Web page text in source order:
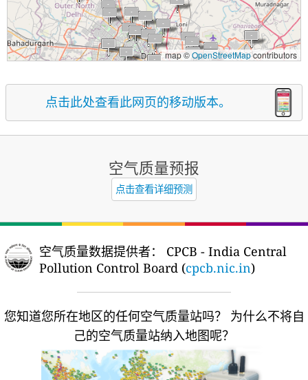
map ©OpenStreetMapcontributors
点击此处查看此网页的移动版本。
空气质量预报
点击查看详细预测
空气质量数据提供者：
CPCB - India Central
Pollution Control Board (cpcb.nic.in)
您知道您所在地区的任何空气质量站吗？
为什么不将自
己的空气质量站纳入地图呢？